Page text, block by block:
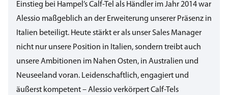
Einstieg bei Hampel’s Calf-Tel als Händler im Jahr 2014 war
Alessio maßgeblich an der Erweiterung unserer Präsenz in
Italien beteiligt. Heute stärkt er als unser Sales Manager
nicht nur unsere Position in Italien, sondern treibt auch
unsere Ambitionen im Nahen Osten, in Australien und
Neuseeland voran. Leidenschaftlich, engagiert und
äußerst kompetent – Alessio verkörpert Calf-Tels